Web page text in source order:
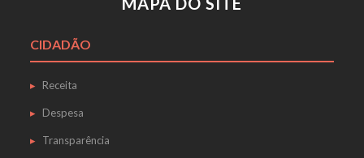
CIDADÃO
Receita
Despesa
Transparência